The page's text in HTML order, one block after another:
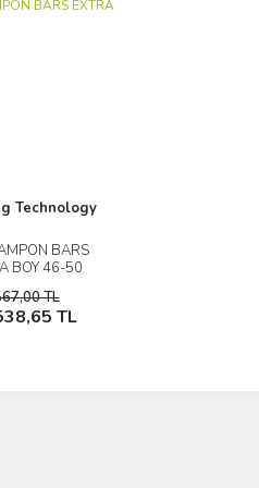
Technology
BARS
BOY 46-50
TL
TL
İncele
Ekle